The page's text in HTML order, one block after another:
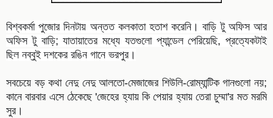
বিশ্বকর্মা পুজোর দিনটায় অন্তত কলকাতা হতাশ করেনি। বাড়ি টু অফিস আর
অফিস টু বাড়ি; যাতায়াতের মধ্যে যতগুলো প্যান্ডেল পেরিয়েছি, প্রত্যেকটাই
ছিল নব্বুই দশকের রঙিন গানে ভরপুর।
সবচেয়ে বড় কথা নেদু নেদু আলতো-মেজাজের শিউলি-রোম্যান্টিক গানগুলো নয়;
কানে বারবার এসে ঠেকেছে 'জেহের হ্যায় কি পেয়ার হ্যায় তেরা চুম্মা'র মত মরমি
সুর।